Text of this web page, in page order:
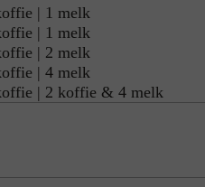
| 1 melk
| 1 melk
| 2 melk
| 4 melk
| 2 koffie & 4 melk
Melk